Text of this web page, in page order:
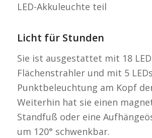
LED-Akkuleuchte teil
Licht für Stunden
Sie ist ausgestattet mit 18
Flächenstrahler und mit 5
Punktbeleuchtung am Kopf
Weiterhin hat sie einen
Standfuß oder eine
um 120° schwenkbar.